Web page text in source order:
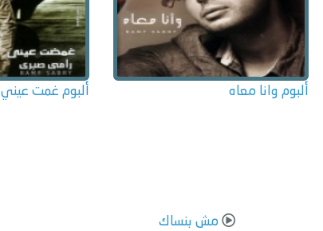
ألبوم وانا معاه ألبوم غمت عيني
مش بنساك